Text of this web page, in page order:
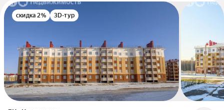
скидка 2% 3D-тур